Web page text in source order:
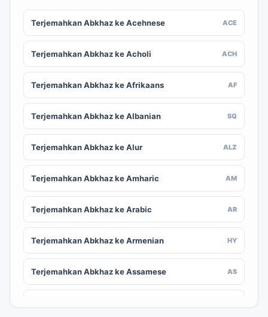
Terjemahkan Abkhaz ke Acehnese ACE
Terjemahkan Abkhaz ke Acholi ACH
Terjemahkan Abkhaz ke Afrikaans AF
Terjemahkan Abkhaz ke Albanian SQ
Terjemahkan Abkhaz ke Alur ALZ
Terjemahkan Abkhaz ke Amharic AM
Terjemahkan Abkhaz ke Arabic AR
Terjemahkan Abkhaz ke Armenian HY
Terjemahkan Abkhaz ke Assamese AS